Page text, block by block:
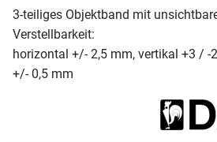
3-teiliges Objektband mit
Verstellbarkeit:
horizontal +/- 2,5 mm, vertikal +3 / -
+/- 0,5 mm